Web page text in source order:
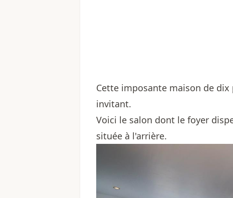
Cette imposante maison de
invitant.
Voici le salon dont le foyer
située à l'arrière.